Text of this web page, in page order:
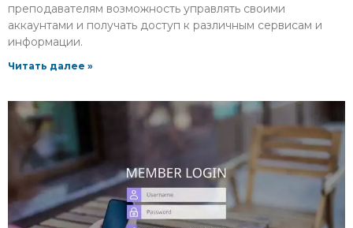
преподавателям возможность управлять своими
аккаунтами и получать доступ к различным сервисам и
информации.
Читать далее »